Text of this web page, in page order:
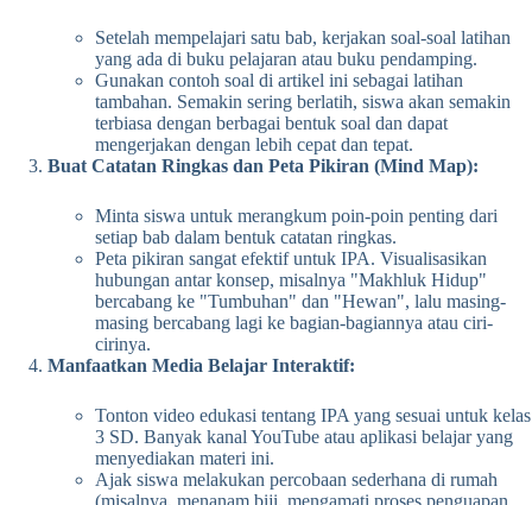
Setelah mempelajari satu bab, kerjakan soal-soal latihan
yang ada di buku pelajaran atau buku pendamping.
Gunakan contoh soal di artikel ini sebagai latihan
tambahan. Semakin sering berlatih, siswa akan semakin
terbiasa dengan berbagai bentuk soal dan dapat
mengerjakan dengan lebih cepat dan tepat.
Buat Catatan Ringkas dan Peta Pikiran (Mind Map):
Minta siswa untuk merangkum poin-poin penting dari
setiap bab dalam bentuk catatan ringkas.
Peta pikiran sangat efektif untuk IPA. Visualisasikan
hubungan antar konsep, misalnya "Makhluk Hidup"
bercabang ke "Tumbuhan" dan "Hewan", lalu masing-
masing bercabang lagi ke bagian-bagiannya atau ciri-
cirinya.
Manfaatkan Media Belajar Interaktif:
Tonton video edukasi tentang IPA yang sesuai untuk kelas
3 SD. Banyak kanal YouTube atau aplikasi belajar yang
menyediakan materi ini.
Ajak siswa melakukan percobaan sederhana di rumah